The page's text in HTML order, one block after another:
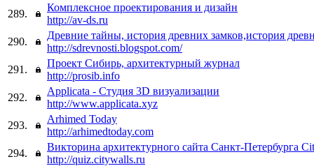
289.
Комплексное проектирования и дизайн
http://av-ds.ru
290.
Древние тайны, история древних замков,история
http://sdrevnosti.blogspot.com/
291.
Проект Сибирь, архитектурный журнал
http://prosib.info
292.
Applicata - Студия 3D визуализации
http://www.applicata.xyz
293.
Arhimed Today
http://arhimedtoday.com
294.
Викторина архитектурного сайта Санкт-Петербурга
http://quiz.citywalls.ru